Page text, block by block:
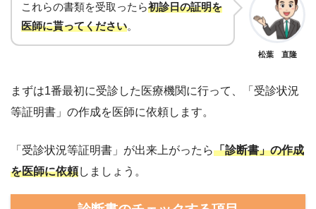
これらの書類を受取ったら初診日の証明を
医師に貰ってください。
松葉 直隆
まずは1番最初に受診した医療機関に行って、「受診状況
等証明書」の作成を医師に依頼します。
「受診状況等証明書」が出来上がったら「診断書」の作成
を医師に依頼しましょう。